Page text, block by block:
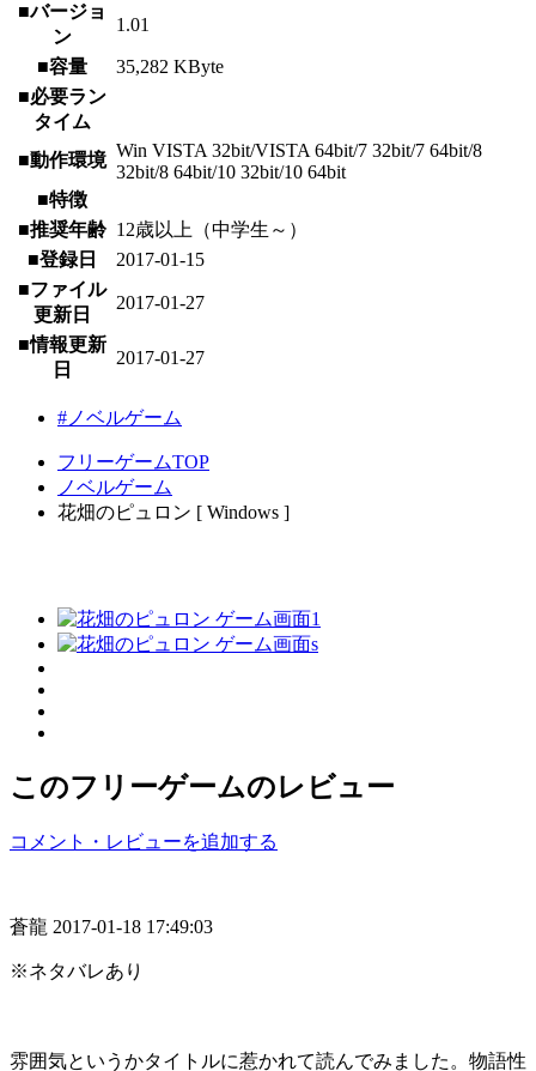
■バージョ
ン
1.01
■容量
35,282 KByte
■必要ラン
タイム
■動作環境 Win VISTA 32bit/VISTA 64bit/7 32bit/7 64bit/8
32bit/8 64bit/10 32bit/10 64bit
■特徴
■推奨年齢 12歳以上（中学生～）
■登録日
2017-01-15
■ファイル
更新日
2017-01-27
■情報更新
日
2017-01-27
#ノベルゲーム
フリーゲームTOP
ノベルゲーム
花畑のピュロン [ Windows ]
このフリーゲームのレビュー
コメント・レビューを追加する
蒼龍 2017-01-18 17:49:03
※ネタバレあり
雰囲気というかタイトルに惹かれて読んでみました。物語性